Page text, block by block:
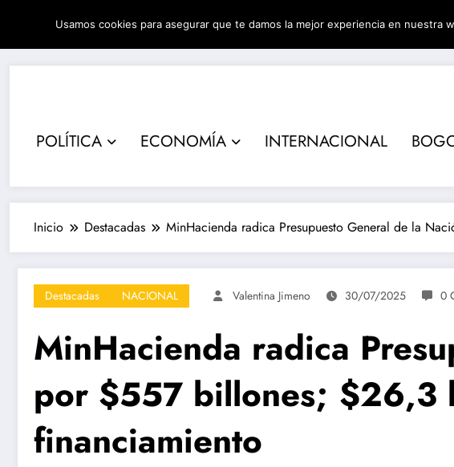
contenido
05/08/2026 1:18:45 AM
POLÍTICA ECONOMÍA INTERNACIONAL
Inicio Destacadas MinHacienda radica Presupuesto General de la
Destacadas NACIONAL Valentina Jimeno 30/07/2025 0
MinHacienda radica
por $557 billones; $26,3
financiamiento
Usamos cookies para asegurar que te damos la mejor experiencia en